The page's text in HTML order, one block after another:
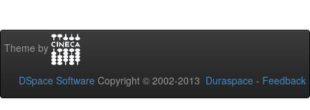
Theme by
DSpace Software Copyright © 2002-2013 Duraspace - Feedback